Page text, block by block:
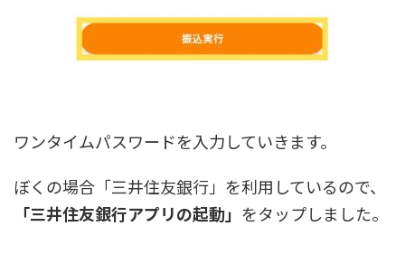
ワンタイムパスワードを入力していきます。
ぼくの場合「三井住友銀行」を利用しているので、
「三井住友銀行アプリの起動」 をタップしました。